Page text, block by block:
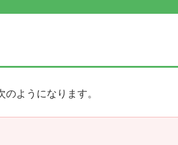
ようになります。